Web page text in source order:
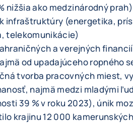
nižšia ako medzinárodný prah)
infraštruktúry (energetika,
telekomunikácie)
a verejných
od upadajúceho ropného
tvorba pracovných miest,
najmä medzi mladými
39 % v roku 2023), únik
krajinu 12 000 kamerunských